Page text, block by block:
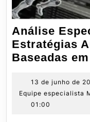
Análise
Estratégias
Baseadas
13 de junho de
Equipe especialista
01:00